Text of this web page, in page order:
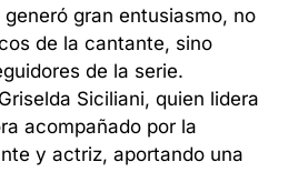
gran entusiasmo, no
de la cantante, sino
de la serie.
Siciliani, quien lidera
acompañado por la
y actriz, aportando una